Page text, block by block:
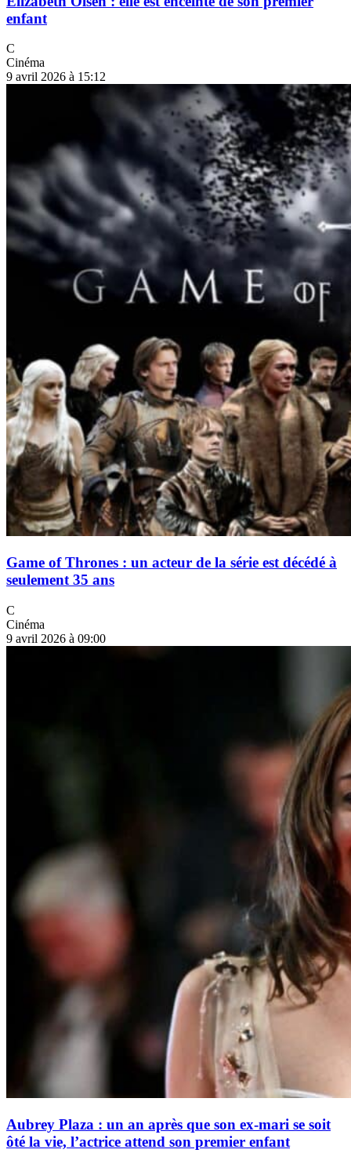
enfant
C
Cinéma
9 avril 2026 à 15:12
Game of Thrones : un acteur de la série est décédé à
seulement 35 ans
C
Cinéma
9 avril 2026 à 09:00
Aubrey Plaza : un an après que son ex-mari se soit
ôté la vie, l’actrice attend son premier enfant